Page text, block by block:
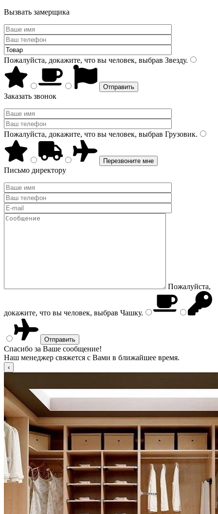
Вызвать замерщика
Пожалуйста, докажите, что вы человек, выбрав Звезду.
Заказать звонок
Пожалуйста, докажите, что вы человек, выбрав Грузовик.
Письмо директору
Пожалуйста,
докажите, что вы человек, выбрав Чашку.
Спасибо за Ваше сообщение!
Наш менеджер свяжется с Вами в ближайшее время.